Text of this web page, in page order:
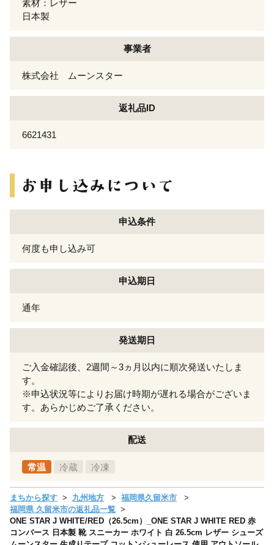
素材：レザー
日本製
事業者
株式会社 ムーンスター
返礼品ID
6621431
申込条件
何度も申し込み可
申込期日
通年
発送期日
ご入金確認後、2週間～3ヵ月以内に順次発送いたしま
す。
※申込状況等によりお届け時期が遅れる場合がございま
す。あらかじめご了承ください。
配送
常温 冷蔵 冷凍
まちから探す 九州地方
福岡県久留米市
福岡県 久留米市の返礼品一覧
ONE STAR J WHITE/RED（26.5cm）_ONE STAR J WHITE RED 赤
コンバース 日本製 靴 スニーカー ホワイト 白 26.5cm レザー シューズ